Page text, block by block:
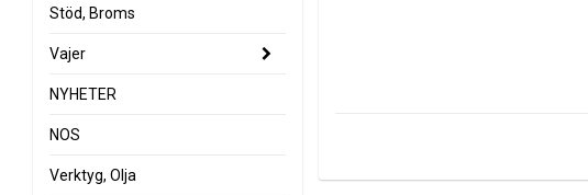
Stöd, Broms
Vajer
NYHETER
NOS
Verktyg, Olja